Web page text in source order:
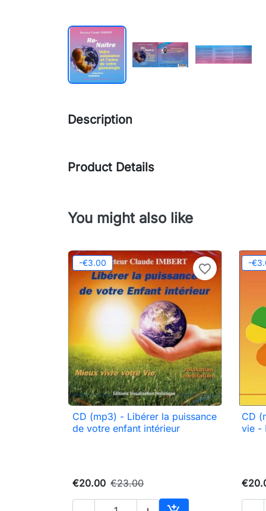
Description
Product Details
You might also like
-€3.00 favorite_border
 Quick view
CD (mp3) - Libérer la puissance
de votre enfant intérieur
€20.00 €23.00
-
CD
vie -